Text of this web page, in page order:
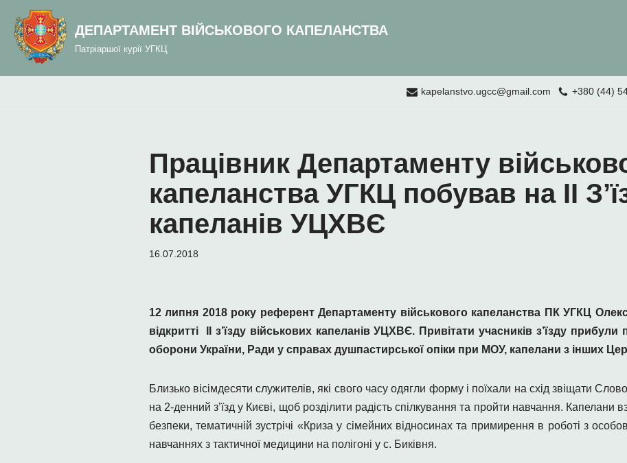
вмісту
Перейти
вмісту
ДЕПАРТАМЕНТ ВІЙСЬКОВОГО КАПЕЛАНСТВА
Патріаршої курії УГКЦ
kapelanstvo.ugcc@gmail.com +380 (44)
Працівник Департаменту
капеланства УГКЦ побував на ІІ
капеланів УЦХВЄ
16.07.2018
12 липня 2018 року референт Департаменту військового капеланства ПК УГКЦ
відкритті ІІ з’їзду військових капеланів УЦХВЄ. Привітати учасників з’їзду прибули
оборони України, Ради у справах душпастирської опіки при МОУ, капелани з інших
Близько вісімдесяти служителів, які свого часу одягли форму і поїхали на схід звіщати
на 2-денний з’їзд у Києві, щоб розділити радість спілкування та пройти навчання. Капелани
безпеки, тематичній зустрічі «Криза у сімейних відносинах та примирення в роботі з
навчаннях з тактичної медицини на полігоні у с. Биківня.